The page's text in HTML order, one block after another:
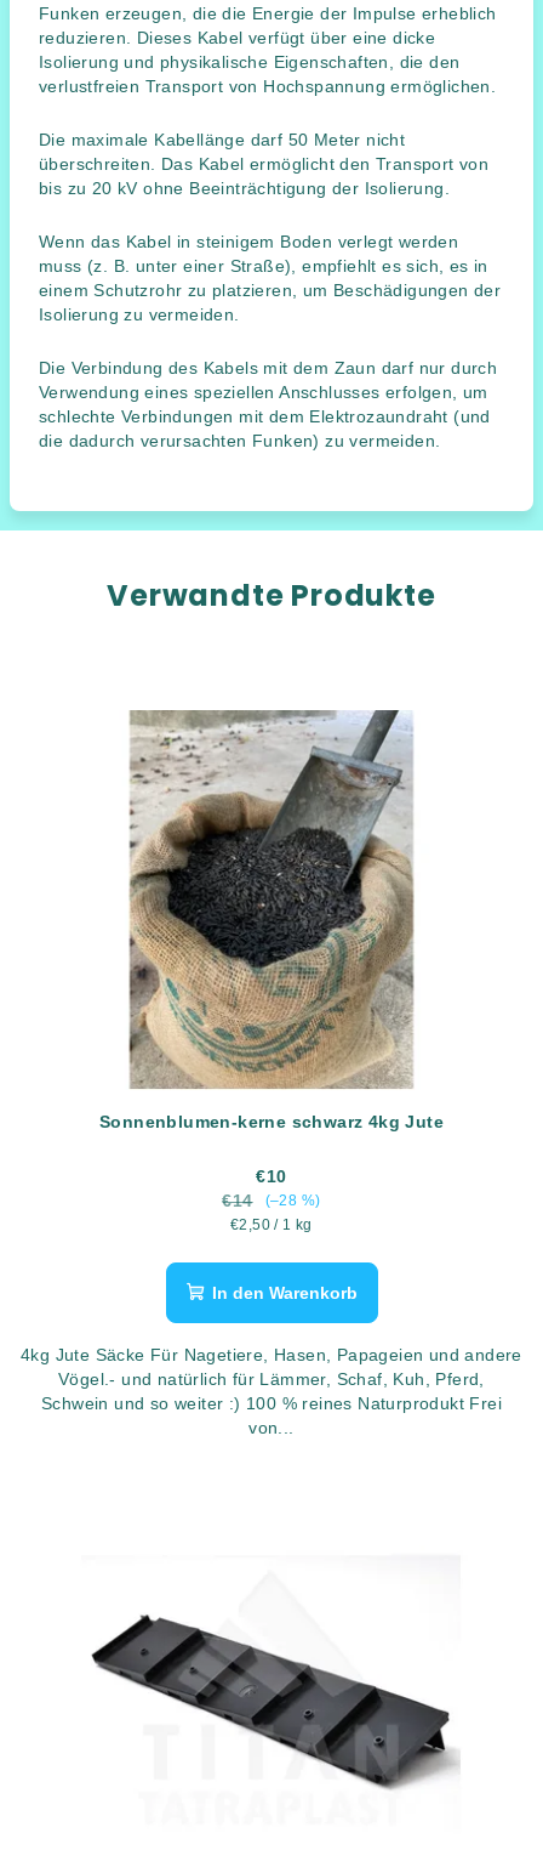
Funken erzeugen, die die Energie der Impulse erheblich
reduzieren. Dieses Kabel verfügt über eine dicke
Isolierung und physikalische Eigenschaften, die den
verlustfreien Transport von Hochspannung ermöglichen.
Die maximale Kabellänge darf 50 Meter nicht
überschreiten. Das Kabel ermöglicht den Transport von
bis zu 20 kV ohne Beeinträchtigung der Isolierung.
Wenn das Kabel in steinigem Boden verlegt werden
muss (z. B. unter einer Straße), empfiehlt es sich, es in
einem Schutzrohr zu platzieren, um Beschädigungen der
Isolierung zu vermeiden.
Die Verbindung des Kabels mit dem Zaun darf nur durch
Verwendung eines speziellen Anschlusses erfolgen, um
schlechte Verbindungen mit dem Elektrozaundraht (und
die dadurch verursachten Funken) zu vermeiden.
Verwandte Produkte
Sonnenblumen-kerne schwarz 4kg Jute
€10
€14
(–28 %)
Verkaufspreis:
€2,50 / 1 kg
In den Warenkorb
4kg Jute Säcke Für Nagetiere, Hasen, Papageien und andere
Vögel.- und natürlich für Lämmer, Schaf, Kuh, Pferd,
Schwein und so weiter :) 100 % reines Naturprodukt Frei
von...